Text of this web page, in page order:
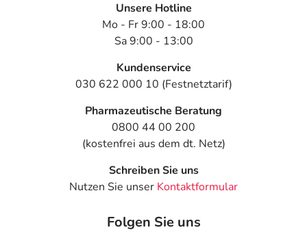
Unsere Hotline
Mo - Fr 9:00 - 18:00
Sa 9:00 - 13:00
Kundenservice
030 622 000 10 (Festnetztarif)
Pharmazeutische Beratung
0800 44 00 200
(kostenfrei aus dem dt. Netz)
Schreiben Sie uns
Nutzen Sie unser Kontaktformular
Folgen Sie uns